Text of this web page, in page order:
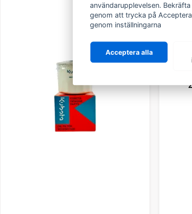
användarupplevelsen.
genom att trycka på
genom inställningarna
Acceptera alla